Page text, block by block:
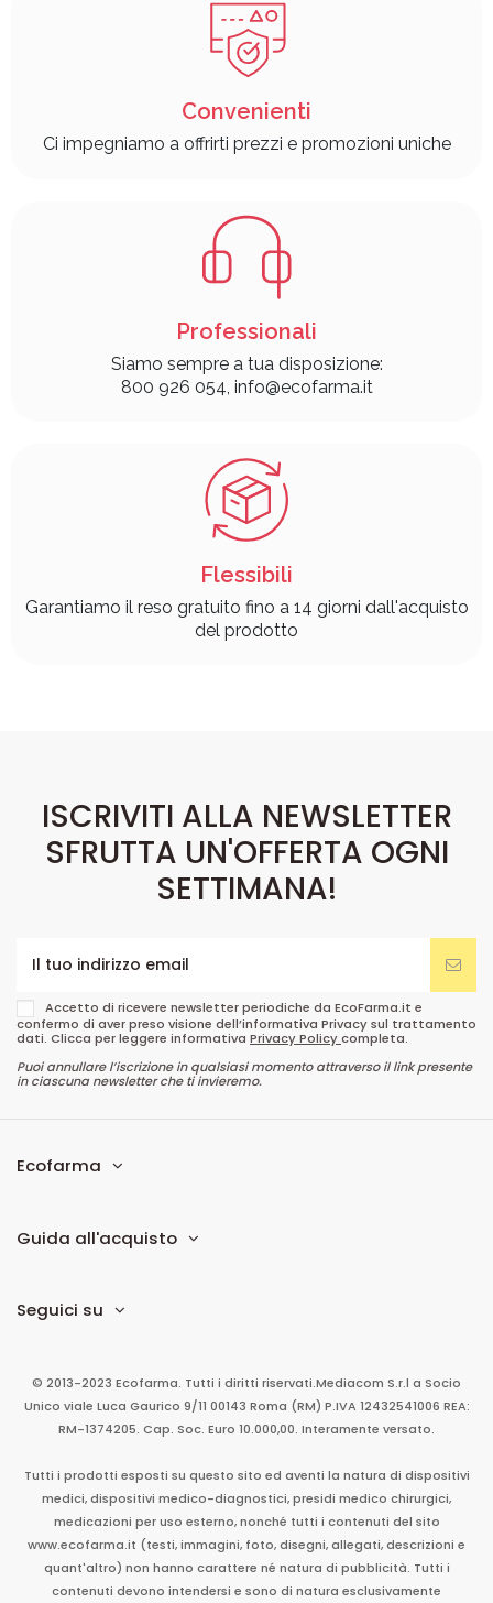
Convenienti
Ci impegniamo a offrirti prezzi e promozioni uniche
Professionali
Siamo sempre a tua disposizione:
800 926 054, info@ecofarma.it
Flessibili
Garantiamo il reso gratuito fino a 14 giorni dall'acquisto
del prodotto
ISCRIVITI ALLA NEWSLETTER
SFRUTTA UN'OFFERTA OGNI
SETTIMANA!
Accetto di ricevere newsletter periodiche da EcoFarma.it e
confermo di aver preso visione dell’informativa Privacy sul trattamento
dati. Clicca per leggere informativa Privacy Policycompleta.
Puoi annullare l’iscrizione in qualsiasi momento attraverso il link presente
in ciascuna newsletter che ti invieremo.
Ecofarma
Guida all'acquisto
Seguici su
© 2013-2023 Ecofarma. Tutti i diritti riservati.Mediacom S.r.l a Socio
Unico viale Luca Gaurico 9/11 00143 Roma (RM) P.IVA 12432541006 REA:
RM-1374205. Cap. Soc. Euro 10.000,00. Interamente versato.
Tutti i prodotti esposti su questo sito ed aventi la natura di dispositivi
medici, dispositivi medico-diagnostici, presidi medico chirurgici,
medicazioni per uso esterno, nonché tutti i contenuti del sito
www.ecofarma.it (testi, immagini, foto, disegni, allegati, descrizioni e
quant'altro) non hanno carattere né natura di pubblicità. Tutti i
contenuti devono intendersi e sono di natura esclusivamente